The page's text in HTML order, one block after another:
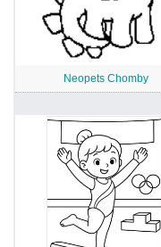
Neopets Chomby